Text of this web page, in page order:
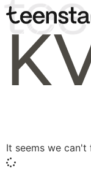
It seems we